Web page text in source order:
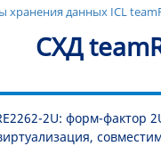
хранения данных ICL
СХД
2U: форм-фактор